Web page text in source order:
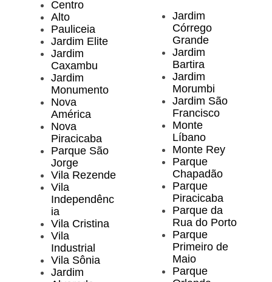
Centro
Alto
Pauliceia
Jardim Elite
Jardim
Caxambu
Jardim
Monumento
Nova
América
Nova
Piracicaba
Parque São
Jorge
Vila Rezende
Vila
Independênc
ia
Vila Cristina
Vila
Industrial
Vila Sônia
Jardim
Jardim
Córrego
Grande
Jardim
Bartira
Jardim
Morumbi
Jardim São
Francisco
Monte
Líbano
Monte Rey
Parque
Chapadão
Parque
Piracicaba
Parque da
Rua do Porto
Parque
Primeiro de
Maio
Parque